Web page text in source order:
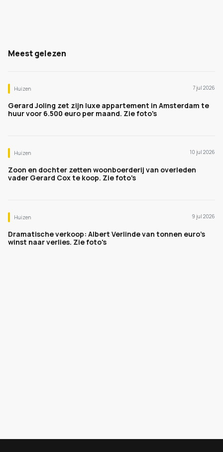
Meest gelezen
Huizen 7 jul 2026
Gerard Joling zet zijn luxe appartement in Amsterdam te
huur voor 6.500 euro per maand. Zie foto's
Huizen 10 jul 2026
Zoon en dochter zetten woonboerderij van overleden
vader Gerard Cox te koop. Zie foto's
Huizen 9 jul 2026
Dramatische verkoop: Albert Verlinde van tonnen euro's
winst naar verlies. Zie foto's